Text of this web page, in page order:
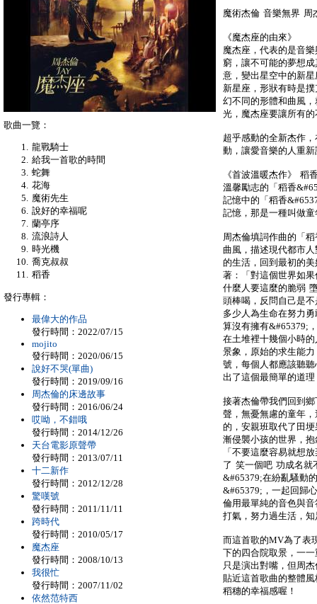
魔術杰倫 音樂無界 周
《魔杰座的由來》
魔杰座，代表的是音
窮，讓不可能的夢想
意，變出星空中的新
新星座，形狀有時是
幻不同的形體和曲風
光，魔杰座要讓所有
超乎感動的全新杰作
動，讓愛音樂的人重
《首波溫暖杰作》 稻
溫馨勵志的「稻香
記憶中的「稻香
記憶，那是一種叫做
周杰倫填詞作曲的「
曲風，描述現代都市
的生活，回到最初的
著：「對這個世界如
什麼人要這麼的脆弱
頭棒喝，反問自己是
多少人為生命在努力
算沒有擁有&#65379;
在土堆裡十幾個小時
景象，原始的求生能
號，每個人都應該聽
出了這個最簡單的道
接著杰倫帶我們回到
聲，無憂無慮的童年
的，安親班取代了田
漸侵襲小孩的世界，
「不要這麼容易就想
了 笑一個吧 功成名就
&#65379;在紛亂騷動
&#65379;，一起回歸
倫用最單純的音色與
打氣，努力過生活，
而這首歌的MV為了表
下的四合院取景，一
只是演出對嘴，但周
貼近這首歌曲的整體
稻穗的幸福感喔！
歌曲一覽：
龍戰騎士
給我一首歌的時間
蛇舞
花海
魔術先生
說好的幸福呢
蘭亭序
流浪詩人
時光機
喬克叔叔
稻香
發行專輯：
最偉大的作品
發行時間：2022/07/15
mojito
發行時間：2020/06/15
說好不哭(單曲)
發行時間：2019/09/16
周杰倫的床邊故事
發行時間：2016/06/24
哎呦，不錯哦
發行時間：2014/12/26
天台電影原聲帶
發行時間：2013/07/11
十二新作
發行時間：2012/12/28
驚嘆號
發行時間：2011/11/11
跨時代
發行時間：2010/05/17
魔杰座
發行時間：2008/10/13
我很忙
發行時間：2007/11/02
依然范特西